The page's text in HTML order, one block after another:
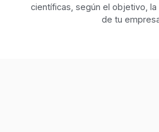
científicas, según el objetivo, la
de tu